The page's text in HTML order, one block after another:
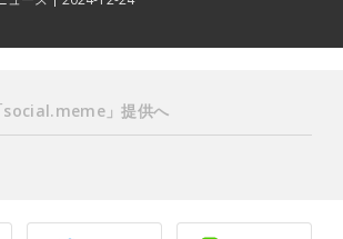
social.meme」提供へ